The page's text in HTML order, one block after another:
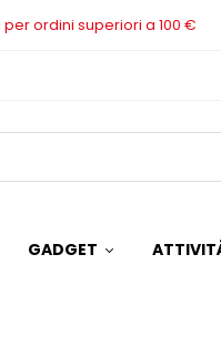
ordini superiori a 100 €
GADGET